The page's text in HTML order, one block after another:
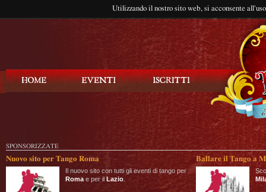
Utilizzando il nostro sito web, si acconsente
SPONSORIZZATE
Nuovo sito per Tango Roma
Il nuovo sito con tutti gli eventi di tango per
Roma e per il Lazio
Ballare il Tango a